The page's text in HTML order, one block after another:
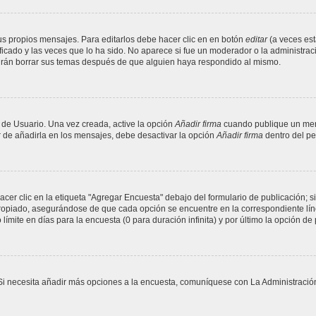
propios mensajes. Para editarlos debe hacer clic en en botón editar(a veces
y las veces que lo ha sido. No aparece si fue un moderador o la
borrar sus temas después de que alguien haya respondido al mismo.
Usuario. Una vez creada, active la opciónAñadir firmacuando publique un
añadirla en los mensajes, debe desactivar la opciónAñadir firmadentro del
clic en la etiqueta "Agregar Encuesta" debajo del formulario de publicación;
asegurándose de que cada opción se encuentre en la correspondiente
en días para la encuesta (0 para duración infinita) y por último la opción
añadir más opciones a la encuesta, comuníquese con La